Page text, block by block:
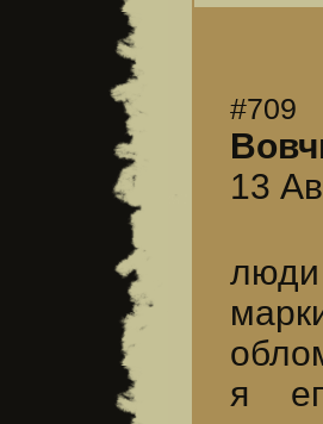
#709
13
люди
я